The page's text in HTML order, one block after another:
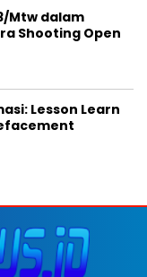
Mtw dalam
Shooting Open
Lesson Learn